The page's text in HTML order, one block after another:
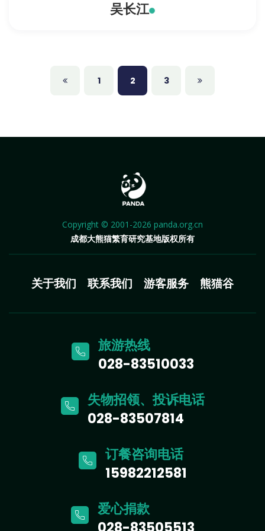
吴长江
1 2 3
Copyright © 2001-2026 panda.org.cn
成都大熊猫繁育研究基地版权所有
关于我们 联系我们 游客服务 熊猫谷
旅游热线
028-83510033
失物招领、投诉电话
028-83507814
订餐咨询电话
15982212581
爱心捐款
028-83505513